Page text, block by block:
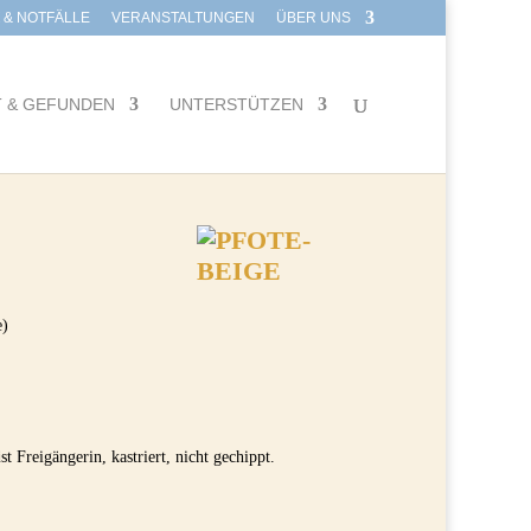
& NOTFÄLLE VERANSTALTUNGEN ÜBER UNS
& GEFUNDEN UNTERSTÜTZEN
Freigängerin, kastriert, nicht gechippt.